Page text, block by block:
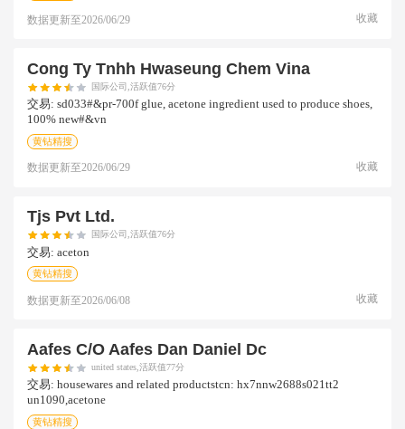
数据更新至2026/06/29 收藏
Cong Ty Tnhh Hwaseung Chem Vina
国际公司,活跃值76分
交易: sd033#&pr-700f glue, acetone ingredient used to produce shoes,
100% new#&vn
黄钻精搜
数据更新至2026/06/29 收藏
Tjs Pvt Ltd.
国际公司,活跃值76分
交易: aceton
黄钻精搜
数据更新至2026/06/08 收藏
Aafes C/o Aafes Dan Daniel Dc
united states,活跃值77分
交易: housewares and related productstcn: hx7nnw2688s021tt2
un1090,acetone
黄钻精搜